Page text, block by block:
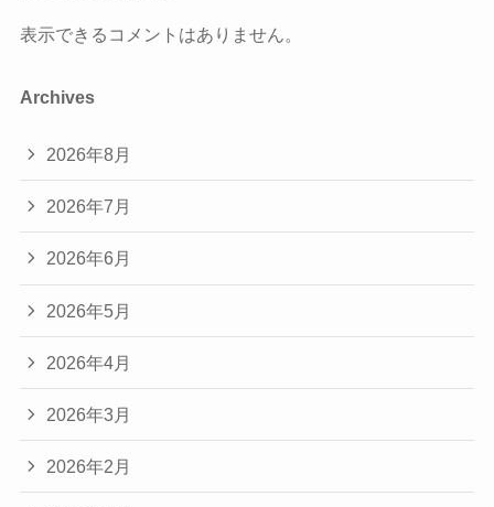
表示できるコメントはありません。
Archives
2026年8月
2026年7月
2026年6月
2026年5月
2026年4月
2026年3月
2026年2月